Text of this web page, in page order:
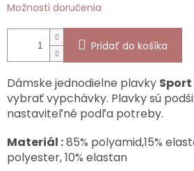
Možnosti doručenia
Pridať do košíka
Dámske jednodielne plavky
vybrať vypchávky. Plavky sú
nastaviteľné podľa potreby.
Materiál :85% polyamid,15%
polyester, 10% elastan